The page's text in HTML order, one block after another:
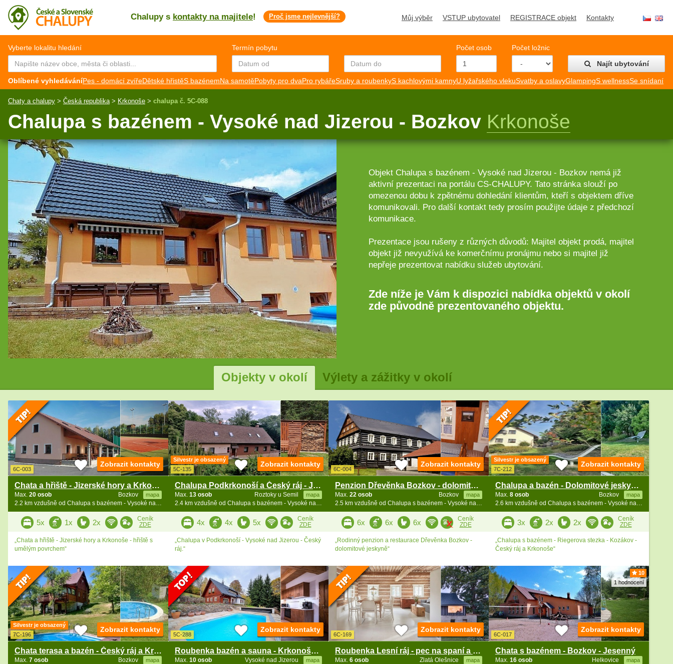
Chalupy s kontakty na majitele! Proč jsme nejlevnější? Můj výběr VSTUP ubytovatel REGISTRACE objekt Kontakty
CZ EN
Vyberte lokalitu hledání Termín pobytu Počet osob
Počet ložnic
Najít ubytování
Oblíbené vyhledáváníPes - domácí zvířeDětské hřistěS bazénemNa samotěPobyty pro dvaPro rybářeSruby a roubenkyS kachlovými kamnyU lyžařského vlekuSvatby a oslavyGlampingS wellnessSe snídaní
Chaty a chalupy > Česká republika > Krkonoše > chalupa č. 5C-088
Chalupa s bazénem - Vysoké nad Jizerou - Bozkov Krkonoše
Objekt Chalupa s bazénem - Vysoké nad Jizerou - Bozkov nemá již
aktivní prezentaci na portálu CS-CHALUPY. Tato stránka slouží po
omezenou dobu k zpětnému dohledání klientům, kteří s objektem dříve
komunikovali. Pro další kontakt tedy prosím použijte údaje z předchozí
komunikace.
Prezentace jsou rušeny z různých důvodů: Majitel objekt prodá, majitel
objekt již nevyužívá ke komerčnímu pronájmu nebo si majitel již
nepřeje prezentovat nabídku služeb ubytování.
Zde níže je Vám k dispozici nabídka objektů v okolí
zde původně prezentovaného objektu.
Objekty v okolí Výlety a zážitky v okolí
6C-003
Chata a hřiště - Jizerské hory a Krkonoše
Bozkov mapa
Max. 20 osob
2.2 km vzdušně od Chalupa s bazénem - Vysoké nad Jizerou - Bozkov
Zobrazit kontakty
5x 1x 2x
Ceník
ZDE
„Chata a hřiště - Jizerské hory a Krkonoše - hřiště s
umělým povrchem“
Silvestr je obsazený
5C-135
Chalupa Podkrkonoší a Český ráj - Jesenný
Roztoky u Semil mapa
Max. 13 osob
2.4 km vzdušně od Chalupa s bazénem - Vysoké nad Jizerou - Bozkov
Zobrazit kontakty
4x 4x 5x
Ceník
ZDE
„Chalupa v Podkrkonoší - Vysoké nad Jizerou - Český
ráj.“
6C-004
Penzion Dřevěnka Bozkov - dolomitové jeskyně
Bozkov mapa
Max. 22 osob
2.5 km vzdušně od Chalupa s bazénem - Vysoké nad Jizerou - Bozkov
Zobrazit kontakty
6x 6x 6x
Ceník
ZDE
„Rodinný penzion a restaurace Dřevěnka Bozkov -
dolomitové jeskyně“
Silvestr je obsazený
7C-212
Chalupa a bazén - Dolomitové jeskyně - Železný Brod
Bozkov mapa
Max. 8 osob
2.6 km vzdušně od Chalupa s bazénem - Vysoké nad Jizerou - Bozkov
Zobrazit kontakty
3x 2x 2x
Ceník
ZDE
„Chalupa s bazénem - Riegerova stezka - Kozákov -
Český ráj a Krkonoše“
Silvestr je obsazený
7C-196
Chata terasa a bazén - Český ráj a Krkonoše
Bozkov mapa
Max. 7 osob
Zobrazit kontakty
5C-288
Roubenka bazén a sauna - Krkonoše a Český ráj
Vysoké nad Jizerou mapa
Max. 10 osob
Zobrazit kontakty
6C-169
Roubenka Lesní ráj - pec na spaní a koupací sud
Zlatá Olešnice mapa
Max. 6 osob
Zobrazit kontakty
10
1 hodnocení
6C-017
Chata s bazénem - Bozkov - Jesenný
Helkovice mapa
Max. 16 osob
Zobrazit kontakty